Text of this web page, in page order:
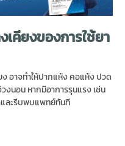
คียงของการใช้ยา
อาจทำให้ปากแห้ง คอแห้ง ปวด
งนอน หากมีอาการรุนแรง เช่น
และรีบพบแพทย์ทันที